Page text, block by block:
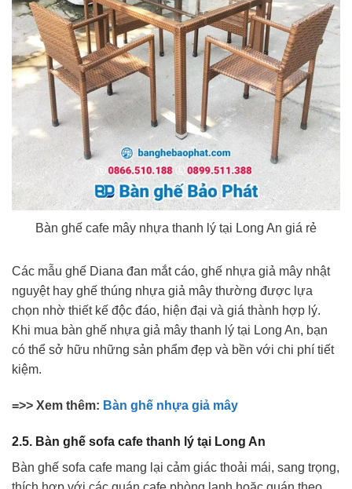
Bàn ghế cafe mây nhựa thanh lý tại Long An giá rẻ
Các mẫu ghế Diana đan mắt cáo, ghế nhựa giả mây nhật
nguyệt hay ghế thúng nhựa giả mây thường được lựa
chọn nhờ thiết kế độc đáo, hiện đại và giá thành hợp lý.
Khi mua bàn ghế nhựa giả mây thanh lý tại Long An, bạn
có thể sở hữu những sản phẩm đẹp và bền với chi phí tiết
kiệm.
=>> Xem thêm: Bàn ghế nhựa giả mây
2.5. Bàn ghế sofa cafe thanh lý tại Long An
Bàn ghế sofa cafe mang lại cảm giác thoải mái, sang trọng,